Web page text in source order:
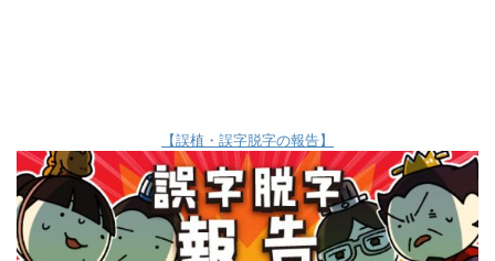
【誤植・誤字脱字の報告】